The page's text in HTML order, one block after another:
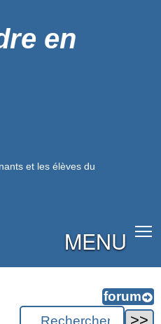
en
et les élèves du
MENU